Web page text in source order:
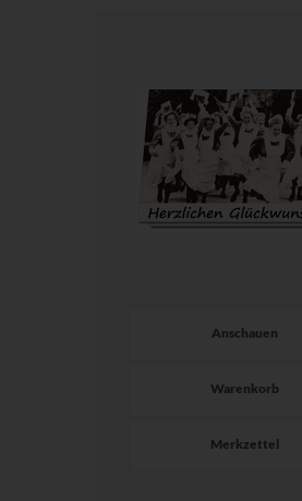
Anschauen
Warenkorb
Merkzettel